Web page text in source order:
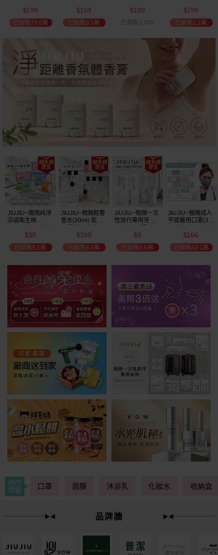
59
選 全新包裝
$199
已銷售70.6萬
$169
已銷售6.5萬
(600ml)
$109
已銷售2,350
$199
已銷售1.2萬
JIUJIU~親親純淨
涼感衛生棉
$39
已銷售8.1萬
JIUJIU~親親輕奢
香水(30ml) 款式
市/平替香水/大牌
香水/大牌平替
$399
已銷售6.3萬
JIUJIU~親親一次
性旅行專用牙刷(1
$9
已銷售8.6萬
JIUJIU~親親成人
平面醫用口罩(30
可選 MD雙鋼印
$166
已銷售43.1萬
熱門
標籤
口罩 面膜 沐浴乳 化妝水 收納盒
品牌牆